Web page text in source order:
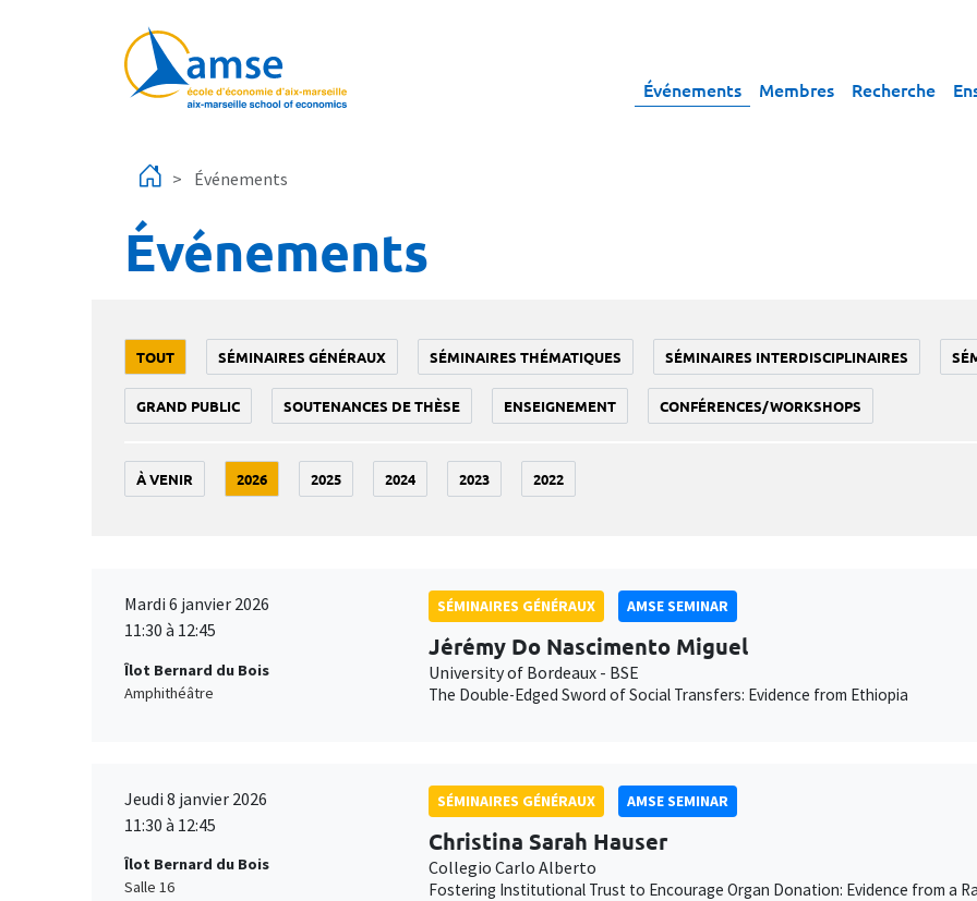
Événements Membres Recherche
Événements
Événements
TOUT SÉMINAIRES GÉNÉRAUX SÉMINAIRES THÉMATIQUES SÉMINAIRES INTERDISCIPLINAIRES
GRAND PUBLIC SOUTENANCES DE THÈSE ENSEIGNEMENT CONFÉRENCES/WORKSHOPS
À VENIR 2026 2025 2024 2023 2022
Mardi 6 janvier 2026
11:30 à 12:45
Îlot Bernard du Bois
Amphithéâtre
SÉMINAIRES GÉNÉRAUX AMSE SEMINAR
Jérémy Do Nascimento Miguel
University of Bordeaux - BSE
The Double-Edged Sword of Social Transfers: Evidence from Ethiopia
Jeudi 8 janvier 2026
11:30 à 12:45
Îlot Bernard du Bois
Salle 16
SÉMINAIRES GÉNÉRAUX AMSE SEMINAR
Christina Sarah Hauser
Collegio Carlo Alberto
Fostering Institutional Trust to Encourage Organ Donation: Evidence from a